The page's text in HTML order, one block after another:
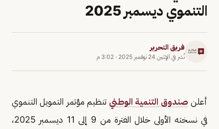
التنموي ديسمبر 2025
فريق التحرير
نُشر في الإثنين 24 نوفمبر 2025 · 3:02 م
أعلن صندوق التنمية الوطني تنظيم مؤتمر التمويل التنموي
في نسخته الأولى خلال الفترة من 9 إلى 11 ديسمبر 2025،